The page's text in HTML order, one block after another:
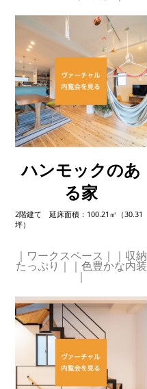
ハンモックのあ
る家
2階建て 延床面積：100.21㎡（30.31
坪）
｜ワークスペース｜｜収納
たっぷり｜｜色豊かな内装
｜